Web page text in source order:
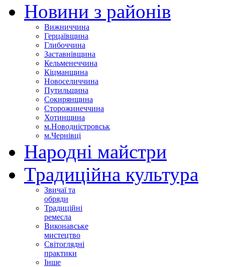
Новини з районів
Вижниччина
Герцаївщина
Глибоччина
Заставнівщина
Кельменеччина
Кіцманщина
Новоселиччина
Путильщина
Сокирянщина
Сторожинеччина
Хотинщина
м.Новодністровськ
м.Чернівці
Народні майстри
Традиційна культура
Звичаї та
обряди
Традиційні
ремесла
Виконавське
мистецтво
Світоглядні
практики
Інше